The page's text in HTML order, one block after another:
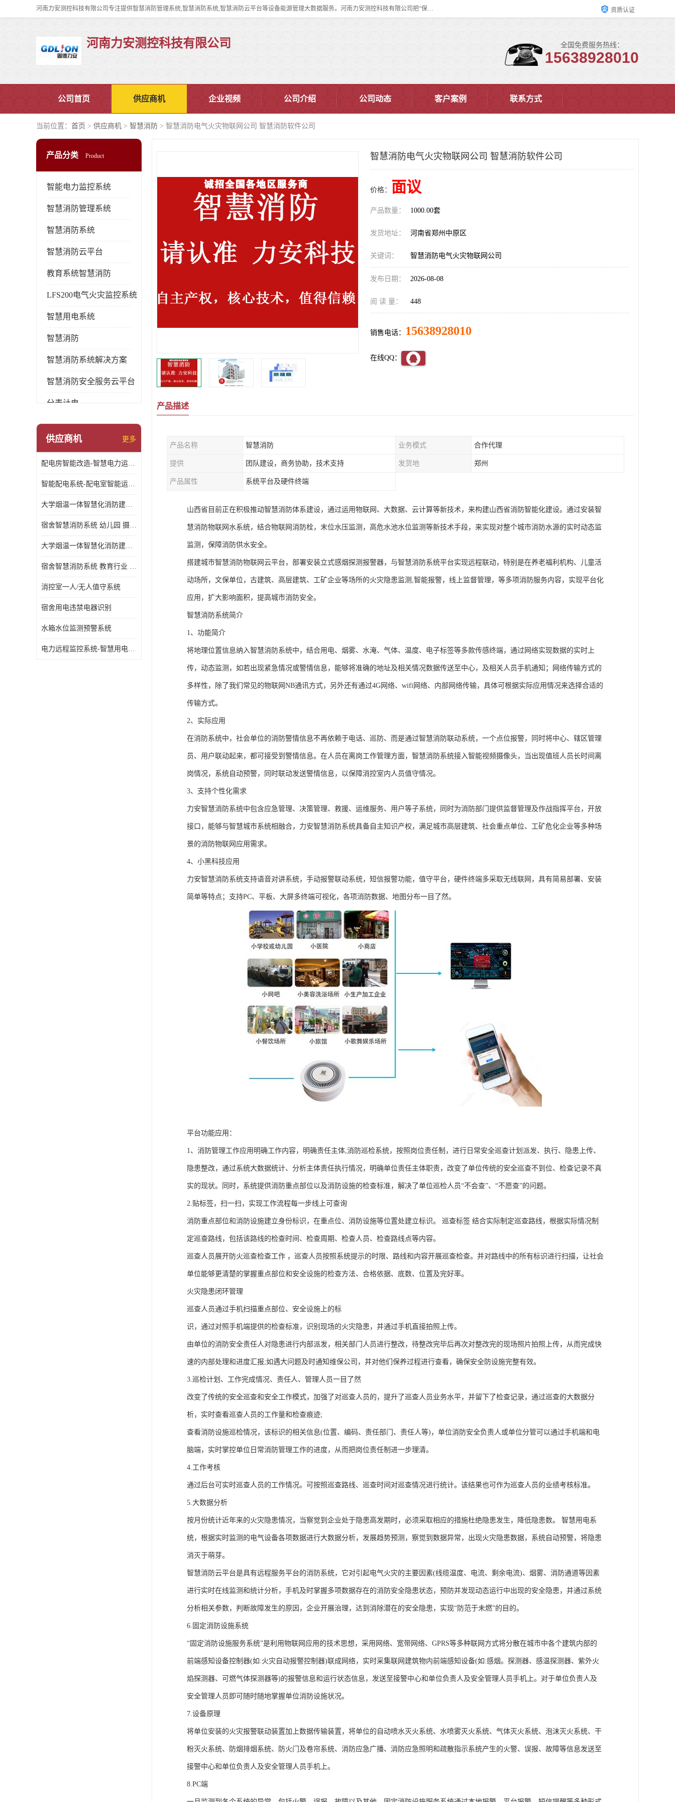
河南力安测控科技有限公司专注提供智慧消防管理系统,智慧消防系统,智慧消防云平台等设备能源管理大数据服务。河南力安测控科技有限公司把“保障设备运行安全可控,让设备管理变得简单”确定为力安的历史使命。 资质认证
河南力安测控科技有限公司 全国免费服务热线：
15638928010
公司首页 供应商机 企业视频 公司介绍 公司动态 客户案例 联系方式
当前位置： 首页 > 供应商机 > 智慧消防 > 智慧消防电气火灾物联网公司 智慧消防软件公司
产品分类 Product
智能电力监控系统
智慧消防管理系统
智慧消防系统
智慧消防云平台
教育系统智慧消防
LFS200电气火灾监控系统
智慧用电系统
智慧消防
智慧消防系统解决方案
智慧消防安全服务云平台
分表计电
环保用电监管系统
供应商机 更多
配电房智能改造-智慧电力运维云平台
智能配电系统-配电室智能运维监控系统-智能化配电系统平台厂家
大学烟温一体智慧化消防建设 大学校园 消防数字化
宿舍智慧消防系统 幼儿园 摄像头升级
大学烟温一体智慧化消防建设 培训机构 数字化
宿舍智慧消防系统 教育行业 摄像头升级
消控室一人/无人值守系统
宿舍用电违禁电器识别
水箱水位监测预警系统
电力远程监控系统-智慧用电安全监控管理系统
智慧消防电气火灾物联网公司 智慧消防软件公司
价格： 面议
产品数量： 1000.00套
发货地址： 河南省郑州中原区
关键词： 智慧消防电气火灾物联网公司
发布日期： 2026-08-08
阅 读 量： 448
销售电话： 15638928010
在线QQ：
产品描述
产品名称 智慧消防 业务模式 合作代理
提供 团队建设，商务协助，技术支持 发货地 郑州
产品属性 系统平台及硬件终端
山西省目前正在积极推动智慧消防体系建设，通过运用物联网、大数据、云计算等新技术，来构建山西省消防智能化建设。通过安装智
慧消防物联网水系统，结合物联网消防栓，末位水压监测，高危水池水位监测等新技术手段，来实现对整个城市消防水源的实时动态监
监测，保障消防供水安全。
搭建城市智慧消防物联网云平台，部署安装立式感烟探测报警器，与智慧消防系统平台实现远程联动，特别是在养老福利机构、儿童活
动场所，文保单位，古建筑、高层建筑、工矿企业等场所的火灾隐患监测,智能报警，线上监督管理，等多项消防服务内容，实现平台化
应用，扩大影响面积，提高城市消防安全。
智慧消防系统简介
1、功能简介
将地理位置信息纳入智慧消防系统中，结合用电、烟雾、水淹、气体、温度、电子标签等多款传感终端，通过网络实现数据的实时上
传，动态监测，如若出现紧急情况或警情信息，能够将准确的地址及相关情况数据传送至中心，及相关人员手机通知；网络传输方式的
多样性，除了我们常见的物联网NB通讯方式，另外还有通过4G网络、wifi网络、内部网络传输，具体可根据实际应用情况来选择合适的
传输方式。
2、实际应用
在消防系统中，社会单位的消防警情信息不再依赖于电话、巡防、而是通过智慧消防联动系统，一个点位报警，同时将中心、辖区管理
员、用户联动起来，都可接受到警情信息。在人员在离岗工作管理方面，智慧消防系统接入智能视频摄像头，当出现值班人员长时间离
岗情况，系统自动预警，同时联动发送警情信息，以保障消控室内人员值守情况。
3、支持个性化需求
力安智慧消防系统中包含应急管理、决策管理、救援、运维服务、用户等子系统，同时为消防部门提供监督管理及作战指挥平台，开放
接口，能够与智慧城市系统相融合，力安智慧消防系统具备自主知识产权，满足城市高层建筑、社会重点单位、工矿危化企业等多种场
景的消防物联网应用需求。
4、小黑科技应用
力安智慧消防系统支持语音对讲系统，手动报警联动系统，短信报警功能，值守平台，硬件终端多采取无线联网，具有简易部署、安装
简单等特点；支持PC、平板、大屏多终端可视化，各项消防数据、地图分布一目了然。
平台功能应用：
1、消防管理工作应用明确工作内容，明确责任主体,消防巡检系统，按照岗位责任制，进行日常安全巡查计划派发、执行、隐患上传、
隐患整改，通过系统大数据统计、分析主体责任执行情况，明确单位责任主体职责，改变了单位传统的安全巡查不到位、检查记录不真
实的现状。同时，系统提供消防重点部位以及消防设施的检查标准，解决了单位巡检人员“不会查”、“不愿查”的问题。
2.贴标签，扫一扫，实现工作流程每一步线上可查询
消防重点部位和消防设施建立身份标识，在重点位、消防设施等位置处建立标识。 巡查标签 结合实际制定巡查路线，根据实际情况制
定巡查路线，包括该路线的检查时间、检查周期、检查人员、检查路线点等内容。
巡查人员展开防火巡查检查工作 ，巡查人员按照系统提示的时限、路线和内容开展巡查检查。并对路线中的所有标识进行扫描，让社会
单位能够更清楚的掌握重点部位和安全设施的检查方法、合格依据、底数、位置及完好率。
火灾隐患闭环管理
巡查人员通过手机扫描重点部位、安全设施上的标
识，通过对照手机端提供的检查标准，识别现场的火灾隐患，并通过手机直接拍照上传。
由单位的消防安全责任人对隐患进行内部派发，相关部门人员进行整改，待整改完毕后再次对整改完的现场照片拍照上传，从而完成快
速的内部处理和进度汇报;如遇大问题及时通知维保公司，并对他们保养过程进行查看，确保安全防设施完整有效。
3.巡检计划、工作完成情况、责任人、管理人员一目了然
改变了传统的安全巡查和安全工作模式，加强了对巡查人员的，提升了巡查人员业务水平，并留下了检查记录，通过巡查的大数据分
析，实时查看巡查人员的工作量和检查痕迹;
查看消防设施巡检情况，该标识的相关信息(位置、编码、责任部门、责任人等)，单位消防安全负责人或单位分管可以通过手机端和电
脑端，实时掌控单位日常消防管理工作的进度，从而把岗位责任制进一步理清。
4.工作考核
通过后台可实时巡查人员的工作情况。可按照巡查路线、巡查时间对巡查情况进行统计。该结果也可作为巡查人员的业绩考核标准。
5.大数据分析
按月份统计近年来的火灾隐患情况，当察觉到企业处于隐患高发期时，必须采取相应的措施杜绝隐患发生，降低隐患数。 智慧用电系
统，根据实时监测的电气设备各项数据进行大数据分析，发展趋势预测，察觉到数据异常，出现火灾隐患数据，系统自动预警，将隐患
消灭于萌芽。
智慧消防云平台是具有远程服务平台的消防系统，它对引起电气火灾的主要因素(线缆温度、电流、剩余电流)、烟雾、消防通道等因素
进行实时在线监测和统计分析，手机及时掌握多项数据存在的消防安全隐患状态，预防并发现动态运行中出现的安全隐患，并通过系统
分析相关参数，判断故障发生的原因，企业开展治理，达到消除潜在的安全隐患，实现“防范于未燃”的目的。
6.固定消防设施系统
“固定消防设施服务系统”是利用物联网应用的技术思想，采用网络、宽带网络、GPRS等多种联网方式将分散在城市中各个建筑内部的
前端感知设备控制器(如:火灾自动报警控制器)联成网络，实时采集联网建筑物内前端感知设备(如:感烟。探测器、感温探测器、紫外火
焰探测器、可燃气体探测器等)的报警信息和运行状态信息，发送至接警中心和单位负责人及安全管理人员手机上。对于单位负责人及
安全管理人员即可随时随地掌握单位消防设施状况。
7.设备原理
将单位安装的火灾报警联动装置加上数据传输装置，将单位的自动喷水灭火系统、水喷雾灭火系统、气体灭火系统、泡沫灭火系统、干
粉灭火系统、防烟排烟系统、防火门及卷帘系统、消防应急广播、消防应急照明和疏散指示系统产生的火警、误报、故障等信息发送至
接警中心和单位负责人及安全管理人员手机上。
8.PC端